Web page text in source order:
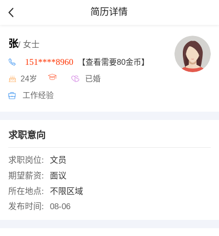
简历详情
张/ 女士
151****8960 【查看需要80金币】
24岁 已婚
工作经验
求职意向
求职岗位:
文员
期望薪资:
面议
所在地点:
不限区域
发布时间:
08-06